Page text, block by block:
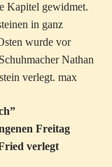
Kapitel gewidmet.
in ganz
wurde vor
Nathan
verlegt. max
Freitag
verlegt